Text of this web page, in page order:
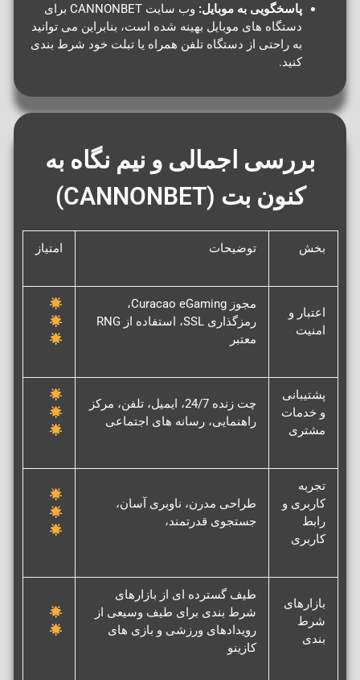
پاسخگویی به موبایل:
وب سایت CANNONBET برای
دستگاه های موبایل بهینه شده است، بنابراین می توانید
به راحتی از دستگاه تلفن همراه یا تبلت خود شرط بندی
کنید.
بررسی اجمالی و نیم نگاه به
کنون بت (CANNONBET)
بخش توضیحات امتیاز
اعتبار و
امنیت
مجوز Curacao eGaming،
رمزگذاری SSL، استفاده از RNG
معتبر
پشتیبانی
و خدمات
مشتری
چت زنده 24/7، ایمیل، تلفن، مرکز
راهنمایی، رسانه های اجتماعی
تجربه
کاربری و
رابط
کاربری
طراحی مدرن، ناوبری آسان،
جستجوی قدرتمند،
بازارهای
شرط
بندی
طیف گسترده ای از بازارهای
شرط بندی برای طیف وسیعی از
رویدادهای ورزشی و بازی های
کازینو